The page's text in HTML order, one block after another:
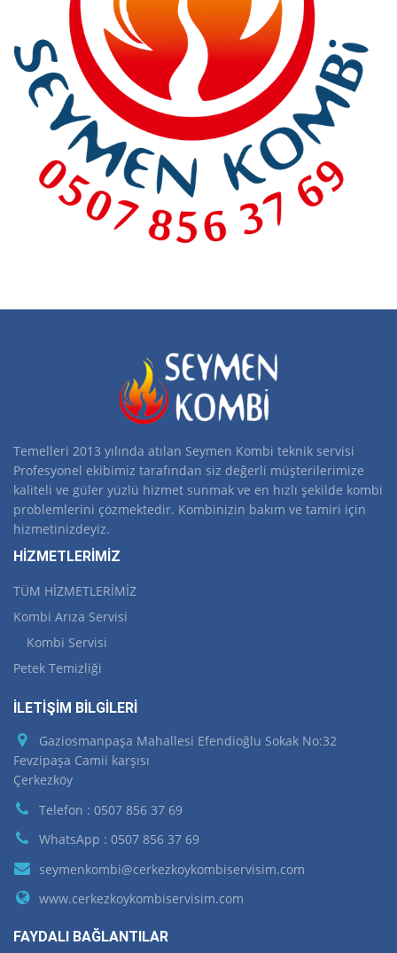
Temelleri 2013 yılında atılan Seymen Kombi teknik servisi
Profesyonel ekibimiz tarafından siz değerli müşterilerimize
kaliteli ve güler yüzlü hizmet sunmak ve en hızlı şekilde kombi
problemlerini çözmektedir. Kombinizin bakım ve tamiri için
hizmetinizdeyiz.
HİZMETLERİMİZ
TÜM HİZMETLERİMİZ
Kombi Arıza Servisi
Kombi Servisi
Petek Temizliği
İLETİŞİM BİLGİLERİ
Gaziosmanpaşa Mahallesi Efendioğlu Sokak No:32
Fevzipaşa Camii karşısı
Çerkezköy
Telefon : 0507 856 37 69
WhatsApp : 0507 856 37 69
seymenkombi@cerkezkoykombiservisim.com
www.cerkezkoykombiservisim.com
FAYDALI BAĞLANTILAR